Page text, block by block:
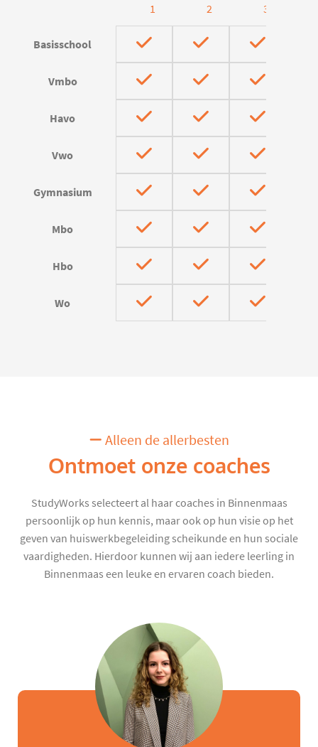
1
2
3
Basisschool
Vmbo
Havo
Vwo
Gymnasium
Mbo
Hbo
Wo
Alleen de allerbesten
Ontmoet onze coaches
StudyWorks selecteert al haar coaches in Binnenmaas
persoonlijk op hun kennis, maar ook op hun visie op het
geven van huiswerkbegeleiding scheikunde en hun sociale
vaardigheden. Hierdoor kunnen wij aan iedere leerling in
Binnenmaas een leuke en ervaren coach bieden.